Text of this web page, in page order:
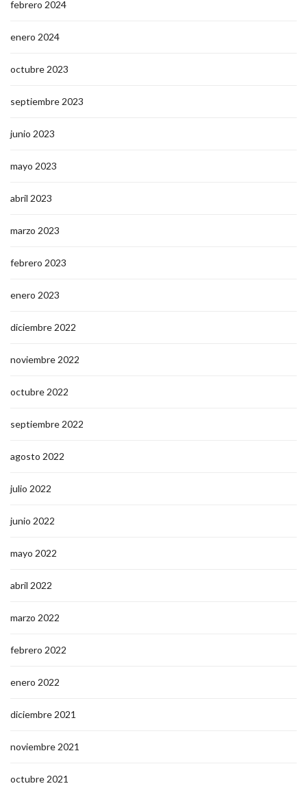
febrero 2024
enero 2024
octubre 2023
septiembre 2023
junio 2023
mayo 2023
abril 2023
marzo 2023
febrero 2023
enero 2023
diciembre 2022
noviembre 2022
octubre 2022
septiembre 2022
agosto 2022
julio 2022
junio 2022
mayo 2022
abril 2022
marzo 2022
febrero 2022
enero 2022
diciembre 2021
noviembre 2021
octubre 2021